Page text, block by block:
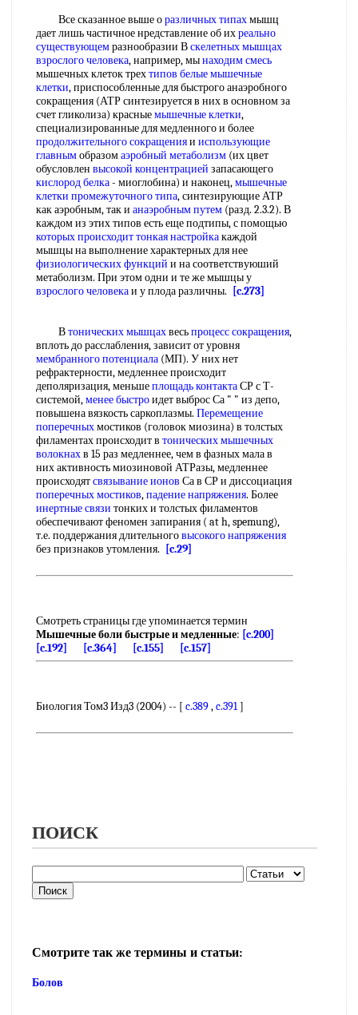
Все сказанное выше оразличных типахмышц
дает лишь частичное нредставление об ихреально
существующемразнообразии Вскелетных мышцах
взрослого человека, например, мынаходим смесь
мышечных клеток трехтипов белыемышечные
клетки, приспособленные для быстрого анаэробного
сокращения (АТР синтезируется в них в основном за
счет гликолиза) красныемышечные клетки,
специализированные для медленного и более
продолжительного сокращенияи использующие
главнымобразомаэробный метаболизм (их цвет
обусловлен высокой концентрацией запасающего
кислород белка- миоглобина) и наконец,мышечные
клетки промежуточного типа, синтезирующие АТР
как аэробным, так и анаэробным путем (разд. 2.3.2). В
каждом из этих типов есть еще подтипы, с помощью
которых происходиттонкая настройкакаждой
мышцы на выполнение характерных для нее
физиологических функций и на соответствуюший
метаболизм. При этом одни и те же мышцы у
взрослого человекаи у плода различны. [c.273]
Втонических мышцахвесьпроцесс сокращения,
вплоть до расслабления, зависит от уровня
мембранного потенциала (МП). У них нет
рефрактерности, медленнее происходит
деполяризация, меньшеплощадь контактаСР с Т-
системой,менее быстроидет выброс Са " " из депо,
повышена вязкость саркоплазмы. Перемещение
поперечныхмостиков (головок миозина) в толстых
филаментах происходит в тонических мышечных
волокнахв 15 раз медленнее, чем в фазных мала в
них активность миозиновой АТРазы, медленнее
происходятсвязывание ионов Са в СР и диссоциация
поперечных мостиков,падение напряжения. Более
инертные связи тонких и толстых филаментов
обеспечивают феномен запирания ( at h, spemung),
т.е. поддержания длительноговысокого напряжения
без признаков утомления.
[c.29]
Смотреть страницы где упоминается термин
Мышечные боли быстрые и медленные: [c.200]
[c.192]
[c.364] [c.155] [c.157]
Биология Том3 Изд3 (2004) -- [ c.389,c.391]
ПОИСК
Смотрите так же термины и статьи:
Болов